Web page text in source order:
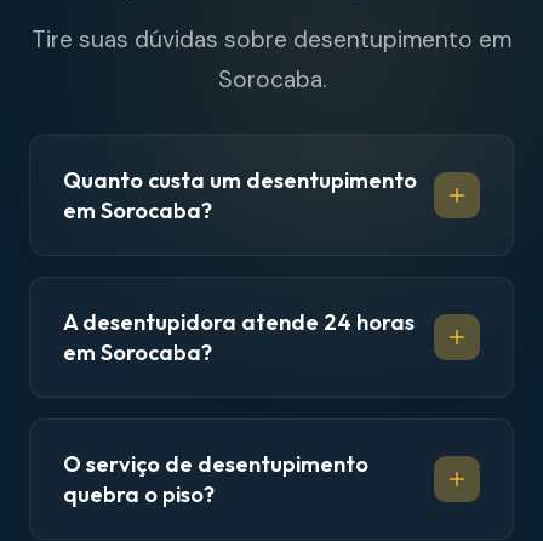
Tire suas dúvidas sobre desentupimento em
Sorocaba.
Quanto custa um desentupimento
em Sorocaba?
A desentupidora atende 24 horas
em Sorocaba?
O serviço de desentupimento
quebra o piso?